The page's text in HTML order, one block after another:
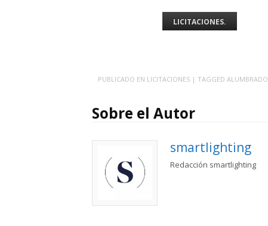
LICITACIONES.
PUBLICADO EN LICITACIONES | TAGGED ALUMBRADO
Sobre el Autor
smartlighting
Redacción smartlighting